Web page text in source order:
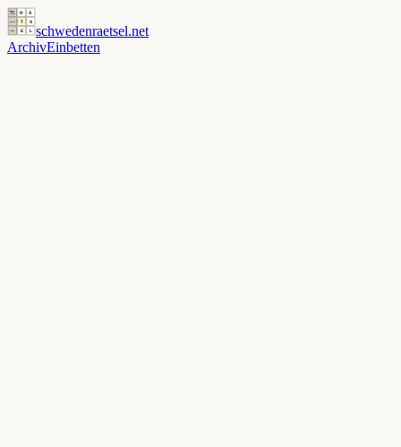
schwedenraetsel.net
ArchivEinbetten